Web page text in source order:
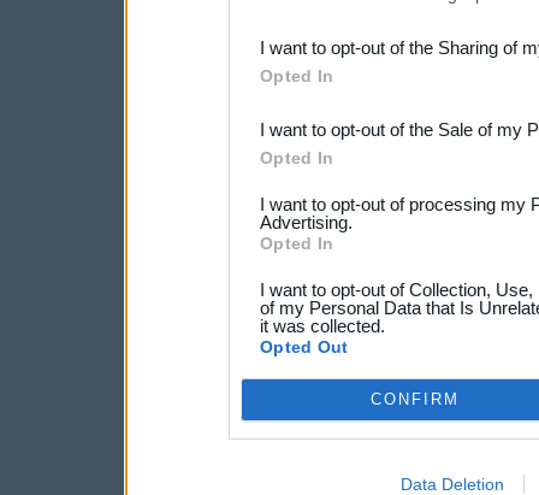
Downstream Participants
third parties.
I want to opt-out of the Sharing of
Opted In
I want to opt-out of the Sale of my
Opted In
I want to opt-out of processing my
Advertising.
Opted In
I want to opt-out of Collection,
of my Personal Data that Is
it was collected.
Opted Out
CONFIRM
Data Deletion